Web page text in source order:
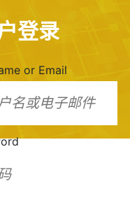
登录
or Email
号